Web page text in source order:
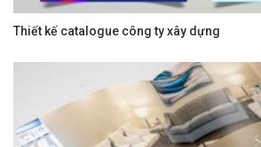
Thiết kế catalogue công ty xây dựng